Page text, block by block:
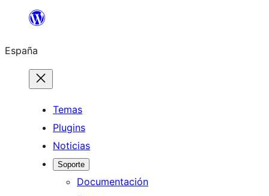
Saltar
contenido
España
Temas
Plugins
Noticias
Soporte
Documentación